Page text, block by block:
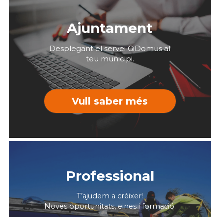
Ajuntament
teu municipi.
Vull saber més
Professional
T’ajudem a créixer!
Noves oportunitats, eines i formació.